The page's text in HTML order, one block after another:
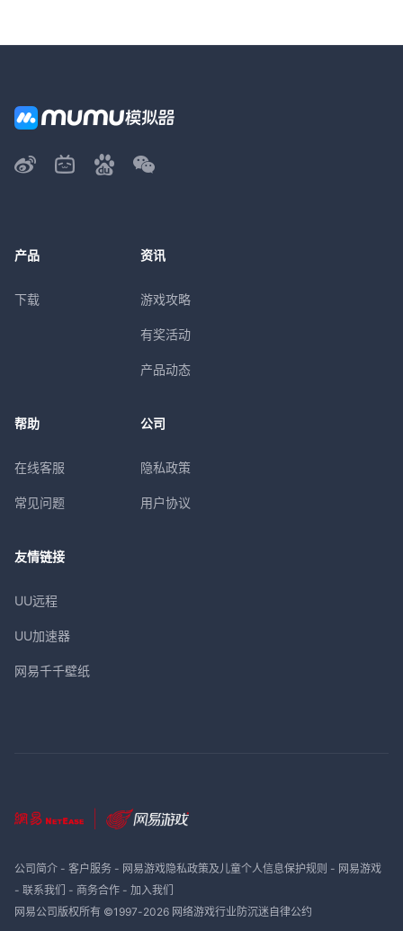
产品
下载
资讯
游戏攻略
有奖活动
产品动态
帮助
在线客服
常见问题
公司
隐私政策
用户协议
友情链接
UU远程
UU加速器
网易千千壁纸
公司简介- 客户服务- 网易游戏隐私政策及儿童个人信息保护规则 - 网易游戏
- 联系我们 - 商务合作- 加入我们
网易公司版权所有 ©1997-2026 网络游戏行业防沉迷自律公约